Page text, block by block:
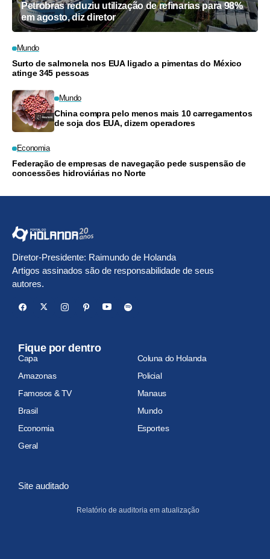
Petrobras reduziu utilização de refinarias para 98%
em agosto, diz diretor
Mundo
Surto de salmonela nos EUA ligado a pimentas do México
atinge 345 pessoas
Mundo
China compra pelo menos mais 10 carregamentos
de soja dos EUA, dizem operadores
Economia
Federação de empresas de navegação pede suspensão de
concessões hidroviárias no Norte
Diretor-Presidente: Raimundo de Holanda
Artigos assinados são de responsabilidade de seus
autores.
Fique por dentro
Capa
Coluna do Holanda
Amazonas
Policial
Famosos & TV
Manaus
Brasil
Mundo
Economia
Esportes
Geral
Site auditado
Relatório de auditoria em atualização